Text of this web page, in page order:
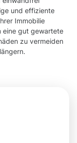
und effiziente
Immobilie
eine gut gewartete
zu vermeiden